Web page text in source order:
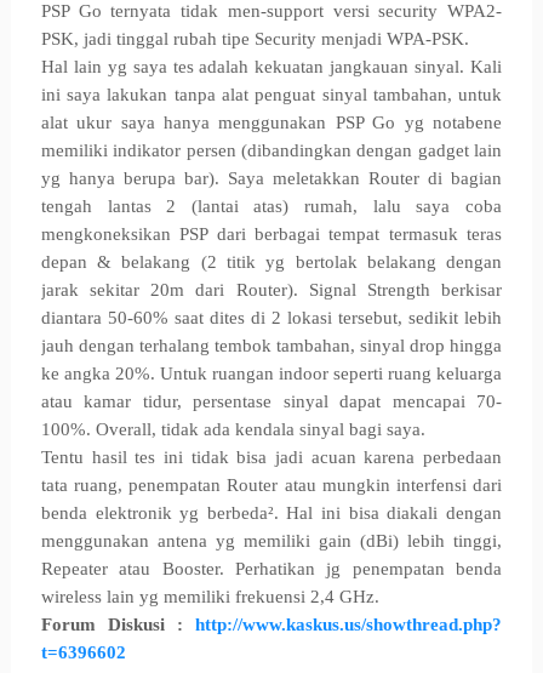
PSP Go ternyata tidak men-support versi security WPA2-
PSK, jadi tinggal rubah tipe Security menjadi WPA-PSK.
Hal lain yg saya tes adalah kekuatan jangkauan sinyal. Kali
ini saya lakukan tanpa alat penguat sinyal tambahan, untuk
alat ukur saya hanya menggunakan PSP Go yg notabene
memiliki indikator persen (dibandingkan dengan gadget lain
yg hanya berupa bar). Saya meletakkan Router di bagian
tengah lantas 2 (lantai atas) rumah, lalu saya coba
mengkoneksikan PSP dari berbagai tempat termasuk teras
depan & belakang (2 titik yg bertolak belakang dengan
jarak sekitar 20m dari Router). Signal Strength berkisar
diantara 50-60% saat dites di 2 lokasi tersebut, sedikit lebih
jauh dengan terhalang tembok tambahan, sinyal drop hingga
ke angka 20%. Untuk ruangan indoor seperti ruang keluarga
atau kamar tidur, persentase sinyal dapat mencapai 70-
100%. Overall, tidak ada kendala sinyal bagi saya.
Tentu hasil tes ini tidak bisa jadi acuan karena perbedaan
tata ruang, penempatan Router atau mungkin interfensi dari
benda elektronik yg berbeda². Hal ini bisa diakali dengan
menggunakan antena yg memiliki gain (dBi) lebih tinggi,
Repeater atau Booster. Perhatikan jg penempatan benda
wireless lain yg memiliki frekuensi 2,4 GHz.
Forum Diskusi :http://www.kaskus.us/showthread.php?
t=6396602